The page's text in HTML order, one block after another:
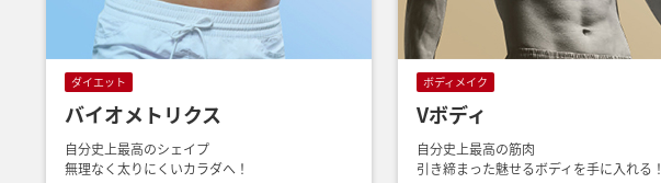
ダイエット
バイオメトリクス
自分史上最高のシェイプ
無理なく太りにくいカラダへ！
ボディメイク
Vボディ
自分史上最高の筋肉
引き締まった魅せるボディを手に入れる！